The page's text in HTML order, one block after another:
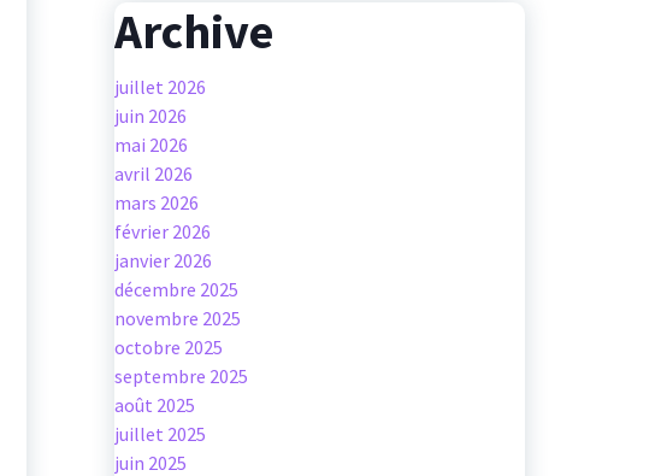
Archive
juillet 2026
juin 2026
mai 2026
avril 2026
mars 2026
février 2026
janvier 2026
décembre 2025
novembre 2025
octobre 2025
septembre 2025
août 2025
juillet 2025
juin 2025